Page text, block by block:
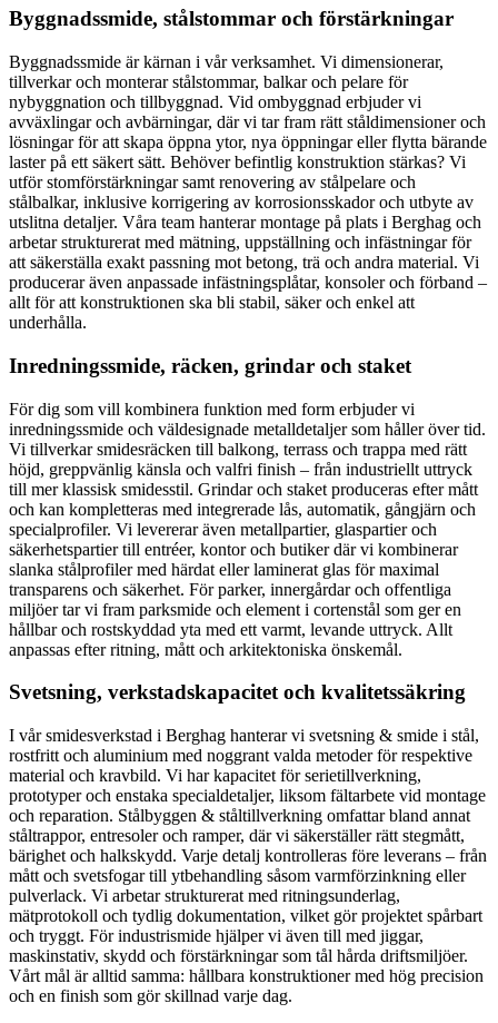
Byggnadssmide, stålstommar och förstärkningar
Byggnadssmide är kärnan i vår verksamhet. Vi dimensionerar,
tillverkar och monterar stålstommar, balkar och pelare för
nybyggnation och tillbyggnad. Vid ombyggnad erbjuder vi
avväxlingar och avbärningar, där vi tar fram rätt ståldimensioner och
lösningar för att skapa öppna ytor, nya öppningar eller flytta bärande
laster på ett säkert sätt. Behöver befintlig konstruktion stärkas? Vi
utför stomförstärkningar samt renovering av stålpelare och
stålbalkar, inklusive korrigering av korrosionsskador och utbyte av
utslitna detaljer. Våra team hanterar montage på plats i Berghag och
arbetar strukturerat med mätning, uppställning och infästningar för
att säkerställa exakt passning mot betong, trä och andra material. Vi
producerar även anpassade infästningsplåtar, konsoler och förband –
allt för att konstruktionen ska bli stabil, säker och enkel att
underhålla.
Inredningssmide, räcken, grindar och staket
För dig som vill kombinera funktion med form erbjuder vi
inredningssmide och väldesignade metalldetaljer som håller över tid.
Vi tillverkar smidesräcken till balkong, terrass och trappa med rätt
höjd, greppvänlig känsla och valfri finish – från industriellt uttryck
till mer klassisk smidesstil. Grindar och staket produceras efter mått
och kan kompletteras med integrerade lås, automatik, gångjärn och
specialprofiler. Vi levererar även metallpartier, glaspartier och
säkerhetspartier till entréer, kontor och butiker där vi kombinerar
slanka stålprofiler med härdat eller laminerat glas för maximal
transparens och säkerhet. För parker, innergårdar och offentliga
miljöer tar vi fram parksmide och element i cortenstål som ger en
hållbar och rostskyddad yta med ett varmt, levande uttryck. Allt
anpassas efter ritning, mått och arkitektoniska önskemål.
Svetsning, verkstadskapacitet och kvalitetssäkring
I vår smidesverkstad i Berghag hanterar vi svetsning & smide i stål,
rostfritt och aluminium med noggrant valda metoder för respektive
material och kravbild. Vi har kapacitet för serietillverkning,
prototyper och enstaka specialdetaljer, liksom fältarbete vid montage
och reparation. Stålbyggen & ståltillverkning omfattar bland annat
ståltrappor, entresoler och ramper, där vi säkerställer rätt stegmått,
bärighet och halkskydd. Varje detalj kontrolleras före leverans – från
mått och svetsfogar till ytbehandling såsom varmförzinkning eller
pulverlack. Vi arbetar strukturerat med ritningsunderlag,
mätprotokoll och tydlig dokumentation, vilket gör projektet spårbart
och tryggt. För industrismide hjälper vi även till med jiggar,
maskinstativ, skydd och förstärkningar som tål hårda driftsmiljöer.
Vårt mål är alltid samma: hållbara konstruktioner med hög precision
och en finish som gör skillnad varje dag.